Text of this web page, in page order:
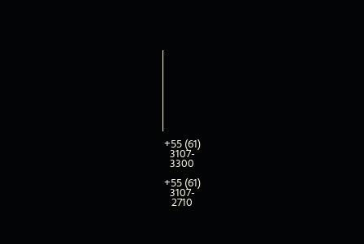
+55 (61)
3107-
3300
+55 (61)
3107-
2710